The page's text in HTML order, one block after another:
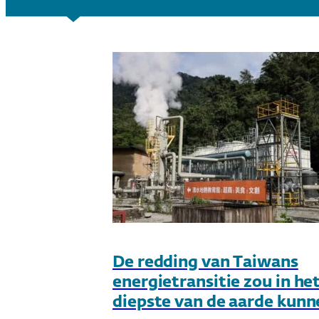
De redding van Taiwans
energietransitie zou in
diepste van de aarde